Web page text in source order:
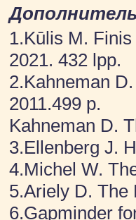
1.Kūlis M.
2021. 432 lpp.
2.Kahneman
2011.499 p.
Kahneman D.
3.Ellenberg J.
4.Michel W.
5.Ariely D. The
6.Gapminder